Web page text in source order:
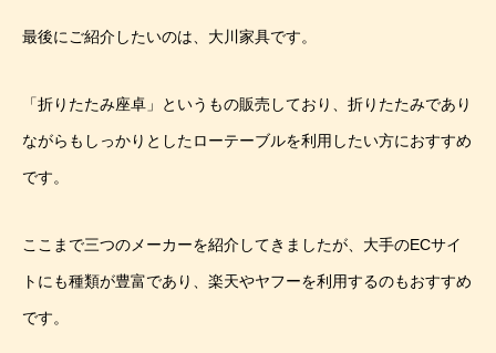
最後にご紹介したいのは、大川家具です。
「折りたたみ座卓」というもの販売しており、折りたたみであり
ながらもしっかりとしたローテーブルを利用したい方におすすめ
です。
ここまで三つのメーカーを紹介してきましたが、大手のECサイ
トにも種類が豊富であり、楽天やヤフーを利用するのもおすすめ
です。